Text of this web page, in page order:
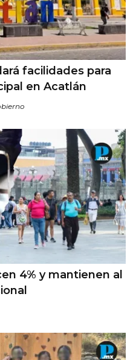
facilidades para
en Acatlán
4% y mantienen al